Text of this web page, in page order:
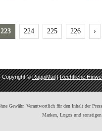
223 224 225 226 ›
Copyright ©RuppiMail|Rechtliche
Gewähr. Verantwortlich für den Inhalt der
Marken, Logos und